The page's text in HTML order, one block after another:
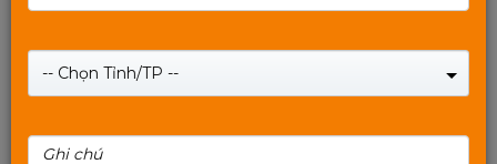
-- Chọn Tỉnh/TP --